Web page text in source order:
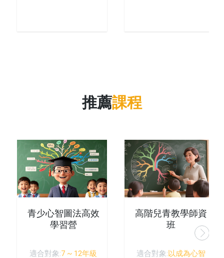
推薦課程
青少心智圖法高效
學習營
適合對象:7 ~ 12年級
高階兒青教學師資
班
適合對象:以成為心智